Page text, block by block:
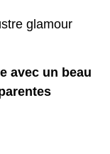
avec un beau